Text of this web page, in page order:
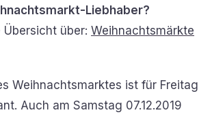
Liebhaber?
über: Weihnachtsmärkte
Weihnachtsmarktes ist für Freitag
Auch am Samstag 07.12.2019